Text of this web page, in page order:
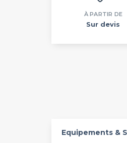
À PARTIR DE
Sur devis
Equipements &